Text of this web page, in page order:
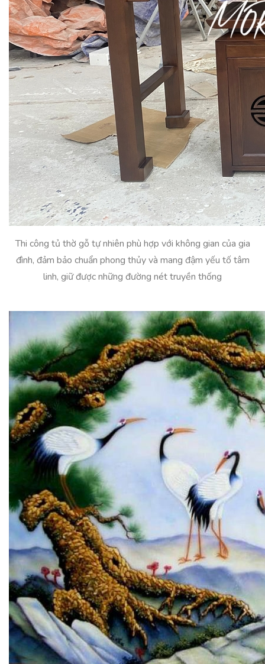
Thi công tủ thờ gỗ tự nhiên phù hợp với không gian của gia
đình, đảm bảo chuẩn phong thủy và mang đậm yếu tố tâm
linh, giữ được những đường nét truyền thống